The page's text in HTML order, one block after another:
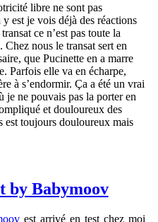
libre ne sont pas
est je vois déjà des réactions
ce n’est pas toute la
nous le transat sert en
que Pucinette en a marre
Parfois elle va en écharpe,
à s’endormir. Ça a été un vrai
je ne pouvais pas la porter en
et douloureux des
est toujours douloureux mais
by Babymoov
est arrivé en test chez moi